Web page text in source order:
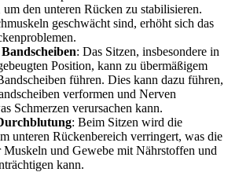
den unteren Rücken zu stabilisieren.
geschwächt sind, erhöht sich das
: Das Sitzen, insbesondere in
Position, kann zu übermäßigem
führen. Dies kann dazu führen,
verformen und Nerven
Schmerzen verursachen kann.
: Beim Sitzen wird die
unteren Rückenbereich verringert, was die
Muskeln und Gewebe mit Nährstoffen und
kann.